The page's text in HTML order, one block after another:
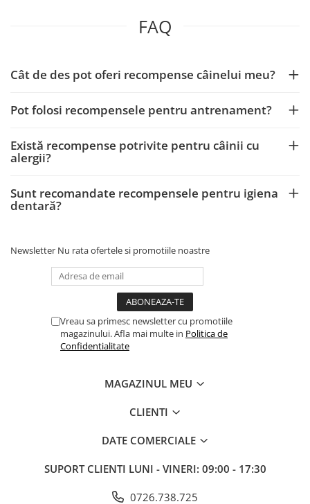
FAQ
Cât de des pot oferi recompense câinelui meu?
Pot folosi recompensele pentru antrenament?
Există recompense potrivite pentru câinii cu
alergii?
Sunt recomandate recompensele pentru igiena
dentară?
Newsletter Nu rata ofertele si promotiile noastre
Vreau sa primesc newsletter cu promotiile
magazinului. Afla mai multe in Politica de
Confidentialitate
MAGAZINUL MEU
CLIENTI
DATE COMERCIALE
SUPORT CLIENTI LUNI - VINERI: 09:00 - 17:30
0726.738.725